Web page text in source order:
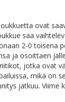
ovat
saa
2-0 toisena
ja osoittaen
jotka ovat
mikä on
jatkuu. Viime